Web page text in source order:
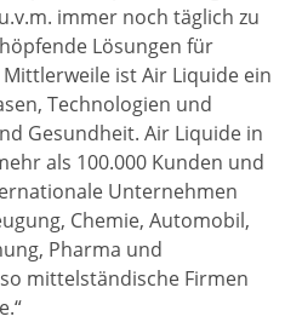
immer noch täglich zu
Lösungen für
ist Air Liquide ein
Technologien und
Gesundheit. Air Liquide in
als 100.000 Kunden und
Unternehmen
Chemie, Automobil,
Pharma und
mittelständische Firmen